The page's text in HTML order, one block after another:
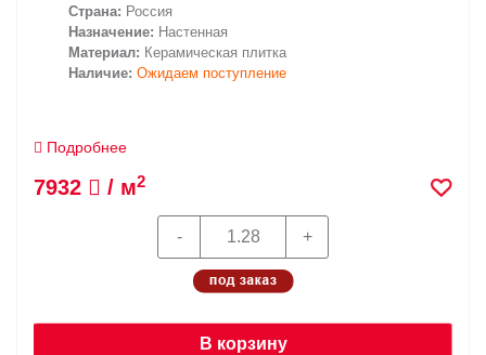
Страна: Россия
Назначение: Настенная
Материал: Керамическая плитка
Наличие: Ожидаем поступление
Подробнее
7932 / м2
В корзину